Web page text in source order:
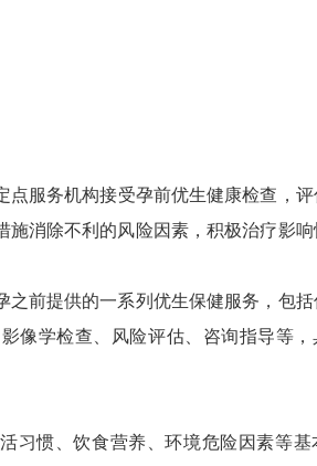
服务机构接受孕前优生健康检查，评
消除不利的风险因素，积极治疗影
前提供的一系列优生保健服务，包括
像学检查、风险评估、咨询指导等，
惯、饮食营养、环境危险因素等基